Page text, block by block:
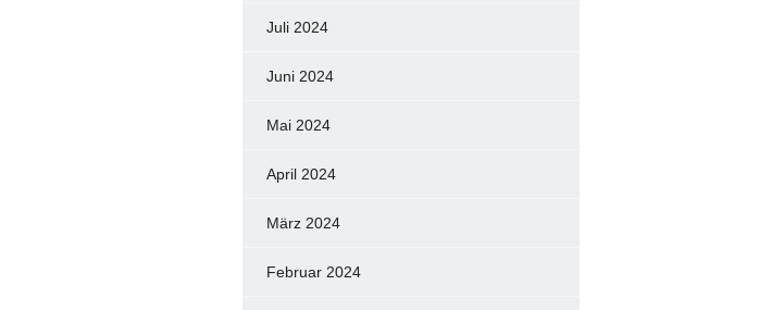
Juli 2024
Juni 2024
Mai 2024
April 2024
März 2024
Februar 2024